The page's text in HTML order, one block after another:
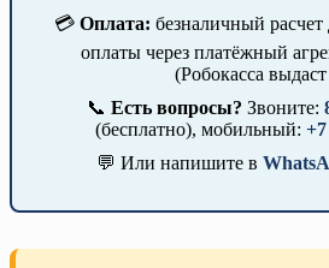
💳 Оплата: безналичный
оплаты через платёжный
(Робокасса
📞 Есть вопросы? Звоните:
(бесплатно), мобильный:
💬 Или напишите в